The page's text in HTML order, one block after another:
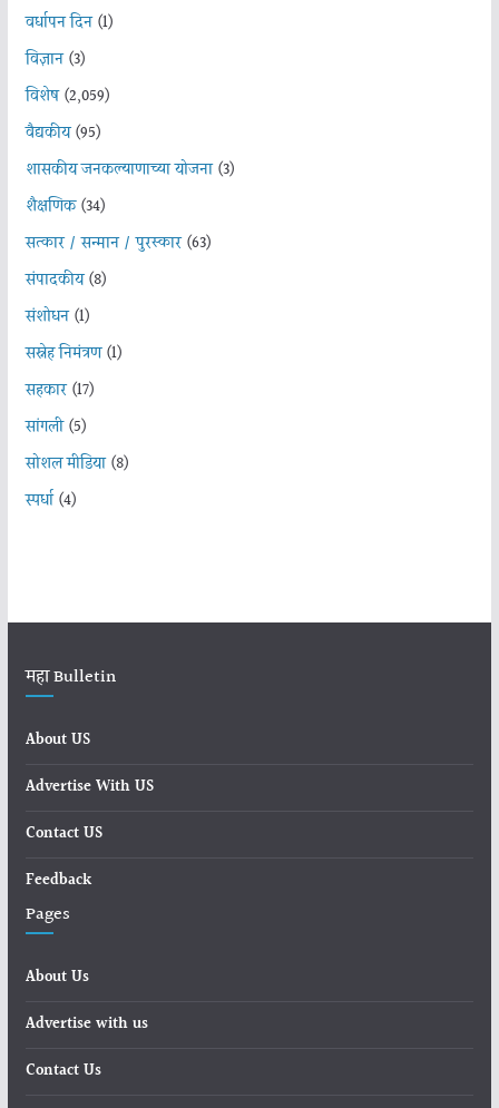
वर्धापन दिन(1)
विज्ञान(3)
विशेष(2,059)
वैद्यकीय(95)
शासकीय जनकल्याणाच्या योजना(3)
शैक्षणिक(34)
सत्कार / सन्मान / पुरस्कार(63)
संपादकीय(8)
संशोधन(1)
सस्नेह निमंत्रण(1)
सहकार(17)
सांगली(5)
सोशल मीडिया(8)
स्पर्धा(4)
महा Bulletin
About US
Advertise With US
Contact US
Feedback
Pages
About Us
Advertise with us
Contact Us